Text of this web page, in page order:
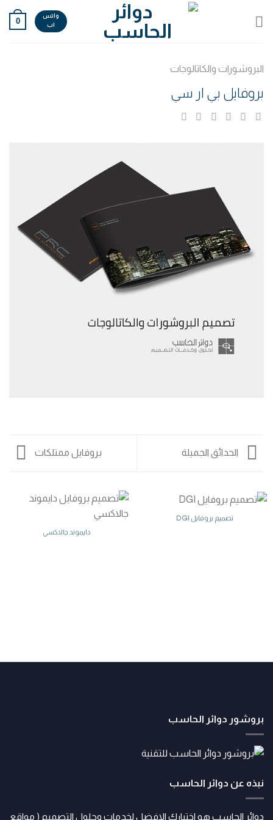
واتس
اب
0
البروشورات والكاتالوجات
بروفايل بي ار سي
الحدائق الجميلة بروفايل ممتلكات
تصميم بروفايل DGI
دايموند جالاكسي
بروشور دوائر الحاسب
نبذه عن دوائر الحاسب
دوائر الحاسب هو اختيارك الافضل لخدمات وحلول التصميم ( مواقع